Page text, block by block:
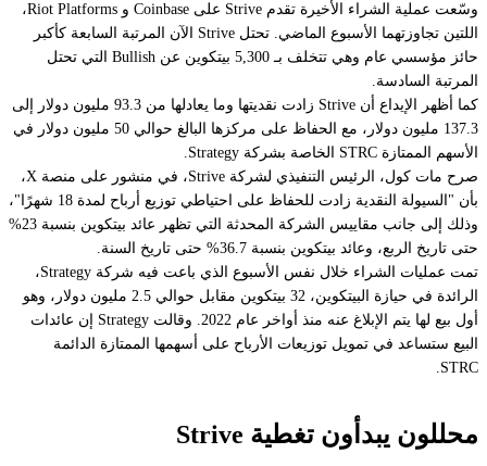
وسّعت عملية الشراء الأخيرة تقدم Strive على Coinbase و Riot Platforms،
اللتين تجاوزتهما الأسبوع الماضي. تحتل Strive الآن المرتبة السابعة كأكبر
حائز مؤسسي عام وهي تتخلف بـ 5,300 بيتكوين عن Bullish التي تحتل
المرتبة السادسة.
كما أظهر الإيداع أن Strive زادت نقديتها وما يعادلها من 93.3 مليون دولار إلى
137.3 مليون دولار، مع الحفاظ على مركزها البالغ حوالي 50 مليون دولار في
الأسهم الممتازة STRC الخاصة بشركة Strategy.
صرح مات كول، الرئيس التنفيذي لشركة Strive، في منشور على منصة X،
بأن "السيولة النقدية زادت للحفاظ على احتياطي توزيع أرباح لمدة 18 شهرًا"،
وذلك إلى جانب مقاييس الشركة المحدثة التي تظهر عائد بيتكوين بنسبة 23%
حتى تاريخ الربع، وعائد بيتكوين بنسبة 36.7% حتى تاريخ السنة.
تمت عمليات الشراء خلال نفس الأسبوع الذي باعت فيه شركة Strategy،
الرائدة في حيازة البيتكوين، 32 بيتكوين مقابل حوالي 2.5 مليون دولار، وهو
أول بيع لها يتم الإبلاغ عنه منذ أواخر عام 2022. وقالت Strategy إن عائدات
البيع ستساعد في تمويل توزيعات الأرباح على أسهمها الممتازة الدائمة
STRC.
محللون يبدأون تغطية Strive